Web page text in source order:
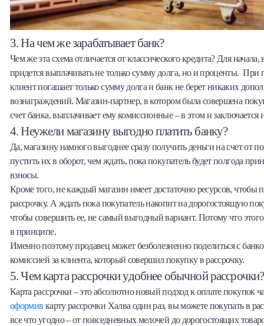
3. На чем же зарабатывает банк?
Чем же эта схема отличается от классического кредита? Для начала,
придется выплачивать не только сумму долга, но и проценты. При
клиент погашает только сумму долга и банк не берет никаких
вознаграждений. Магазин-партнер, в котором была совершена
счет банка, выплачивает ему комиссионные – в этом и заключается
4. Неужели магазину выгодно платить банку?
Да, магазину намного выгоднее сразу получить деньги на счет от
пустить их в оборот, чем ждать, пока покупатель будет полгода
взносы.
Кроме того, не каждый магазин имеет достаточно ресурсов, чтобы
рассрочку. А ждать пока покупатель накопит на дорогостоящую
чтобы совершить ее, не самый выгодный вариант. Потому что
в принципе.
Именно поэтому продавец может безболезненно поделиться с
комиссией за клиента, который совершил покупку в рассрочку.
5. Чем карта рассрочки удобнее обычной рассрочки?
Карта рассрочки – это абсолютно новый подход к оплате покупок
оформив карту рассрочки Халва один раз, вы можете покупать в
все что угодно – от повседневных мелочей до дорогостоящих